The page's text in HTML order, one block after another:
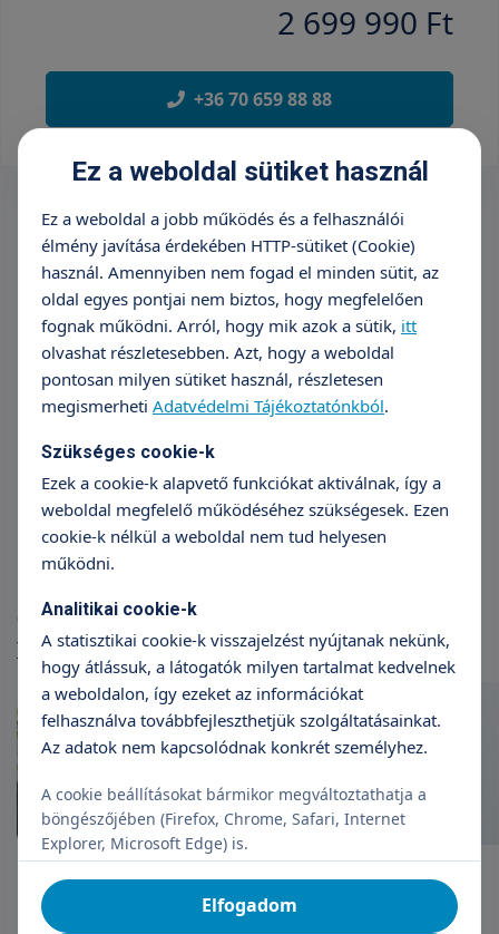
2 699 990 Ft
+36 70 659 88 88
Prof. Dr. Sikorszki László
Sebészet
Cikkek
További cikkek
Egynapos sebészet a Róbert
Magánkórházban
A sérv
Ez a weboldal sütiket használ
Ez a weboldal a jobb működés és a felhasználói
élmény javítása érdekében HTTP-sütiket (Cookie)
használ. Amennyiben nem fogad el minden sütit, az
oldal egyes pontjai nem biztos, hogy megfelelően
fognak működni. Arról, hogy mik azok a sütik, itt
olvashat részletesebben. Azt, hogy a weboldal
pontosan milyen sütiket használ, részletesen
megismerheti Adatvédelmi Tájékoztatónkból.
Szükséges cookie-k
Ezek a cookie-k alapvető funkciókat aktiválnak, így a
weboldal megfelelő működéséhez szükségesek. Ezen
cookie-k nélkül a weboldal nem tud helyesen
működni.
Analitikai cookie-k
A statisztikai cookie-k visszajelzést nyújtanak nekünk,
hogy átlássuk, a látogatók milyen tartalmat kedvelnek
a weboldalon, így ezeket az információkat
felhasználva továbbfejleszthetjük szolgáltatásainkat.
Az adatok nem kapcsolódnak konkrét személyhez.
A cookie beállításokat bármikor megváltoztathatja a
böngészőjében (Firefox, Chrome, Safari, Internet
Explorer, Microsoft Edge) is.
Elfogadom